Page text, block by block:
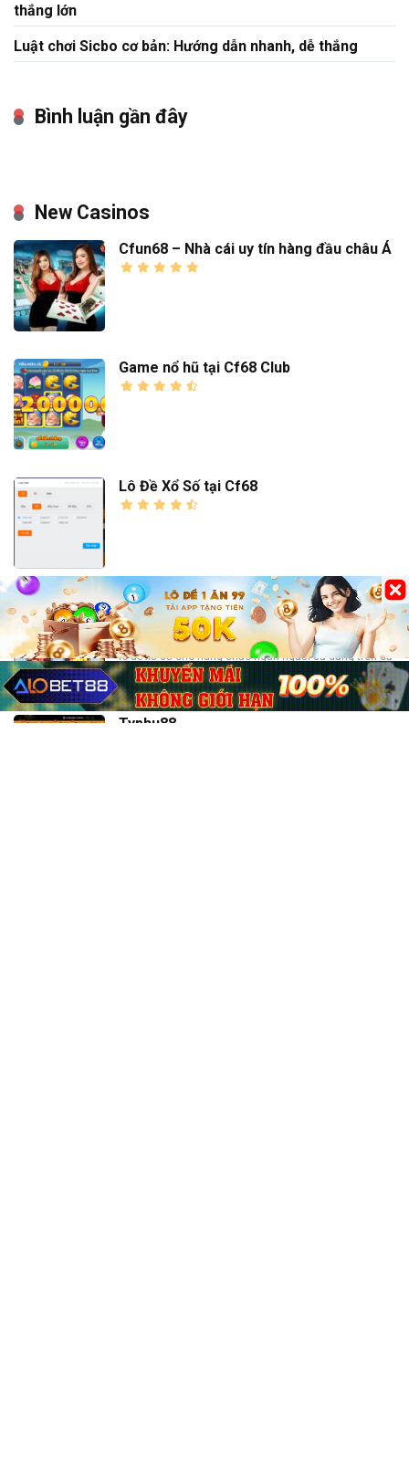
thắng lớn
Luật chơi Sicbo cơ bản: Hướng dẫn nhanh, dễ thắng
Bình luận gần đây
New Casinos
Cfun68 – Nhà cái uy tín hàng đầu châu Á
Game nổ hũ tại Cf68 Club
Lô Đề Xổ Số tại Cf68
Game bài đổi thưởng tại Cf68
Cf68 đang cung cấp những game bài, game cá cược,
lô đề xổ số cho hàng chục ngàn người sử dụng trên cả
nước.
Typhu88